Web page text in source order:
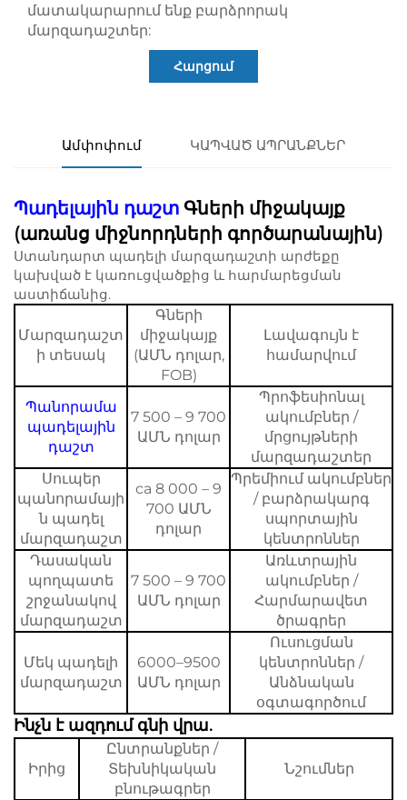
մատակարարում ենք բարձրորակ
մարզադաշտեր:
Հարցում
Ամփոփում ԿԱՊՎԱԾ ԱՊՐԱՆՔՆԵՐ
Պադելային դաշտ Գների միջակայք
(առանց միջնորդների գործարանային)
Ստանդարտ պադելի մարզադաշտի արժեքը
կախված է կառուցվածքից և հարմարեցման
աստիճանից.
Մարզադաշտ
ի տեսակ
Գների
միջակայք
(ԱՄՆ դոլար,
FOB)
Լավագույն է
համարվում
Պանորամա
պադելային
դաշտ
7 500 – 9 700
ԱՄՆ դոլար
Պրոֆեսիոնալ
ակումբներ /
մրցույթների
մարզադաշտեր
Սուպեր
պանորամայի
ն պադել
մարզադաշտ
ca 8 000 – 9
700 ԱՄՆ
դոլար
Պրեմիում ակումբներ
/ բարձրակարգ
սպորտային
կենտրոններ
Դասական
պողպատե
շրջանակով
մարզադաշտ
7 500 – 9 700
ԱՄՆ դոլար
Առևտրային
ակումբներ /
Հարմարավետ
ծրագրեր
Մեկ պադելի
մարզադաշտ
6000–9500
ԱՄՆ դոլար
Ուսուցման
կենտրոններ /
Անձնական
օգտագործում
Ինչն է ազդում գնի վրա.
Իրից
Ընտրանքներ /
Տեխնիկական
բնութագրեր
Նշումներ